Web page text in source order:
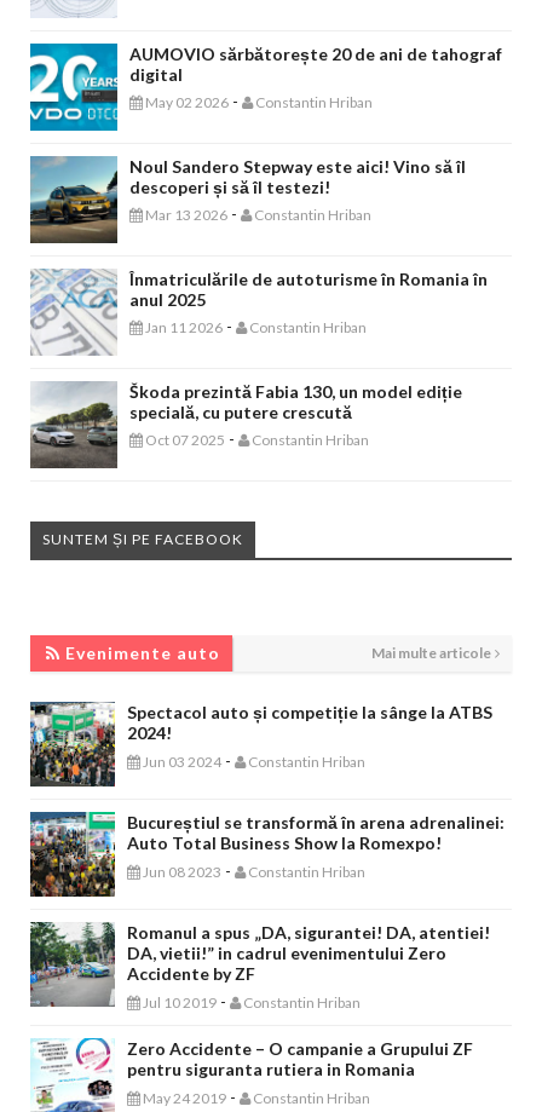
AUMOVIO sărbătorește 20 de ani de tahograf
digital
May 02 2026 - Constantin Hriban
Noul Sandero Stepway este aici! Vino să îl
descoperi și să îl testezi!
Mar 13 2026 - Constantin Hriban
Înmatriculările de autoturisme în Romania în
anul 2025
Jan 11 2026 - Constantin Hriban
Škoda prezintă Fabia 130, un model ediție
specială, cu putere crescută
Oct 07 2025 - Constantin Hriban
SUNTEM ȘI PE FACEBOOK
Evenimente auto Mai multe articole
Spectacol auto și competiție la sânge la ATBS
2024!
Jun 03 2024 - Constantin Hriban
Bucureștiul se transformă în arena adrenalinei:
Auto Total Business Show la Romexpo!
Jun 08 2023 - Constantin Hriban
Romanul a spus „DA, sigurantei! DA, atentiei!
DA, vietii!” in cadrul evenimentului Zero
Accidente by ZF
Jul 10 2019 - Constantin Hriban
Zero Accidente – O campanie a Grupului ZF
pentru siguranta rutiera in Romania
May 24 2019 - Constantin Hriban